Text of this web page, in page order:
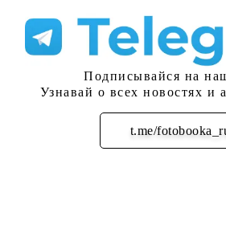
Подписывайся на
Узнавай о всех новостях и
t.me/Подписаться